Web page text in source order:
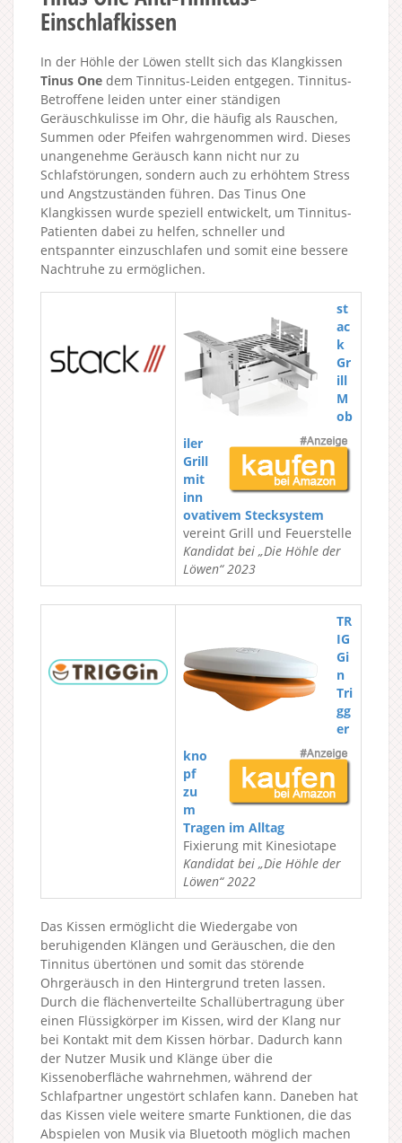
Einschlafkissen
In der Höhle der Löwen stellt sich das Klangkissen
Tinus One dem Tinnitus-Leiden entgegen. Tinnitus-
Betroffene leiden unter einer ständigen
Geräuschkulisse im Ohr, die häufig als Rauschen,
Summen oder Pfeifen wahrgenommen wird. Dieses
unangenehme Geräusch kann nicht nur zu
Schlafstörungen, sondern auch zu erhöhtem Stress
und Angstzuständen führen. Das Tinus One
Klangkissen wurde speziell entwickelt, um Tinnitus-
Patienten dabei zu helfen, schneller und
entspannter einzuschlafen und somit eine bessere
Nachtruhe zu ermöglichen.
st
ac
k
Gr
ill
M
ob
iler
Grill
mit
inn
ovativem Stecksystem
vereint Grill und Feuerstelle
Kandidat bei „Die Höhle der
Löwen“ 2023
TR
IG
Gi
n
Tri
gg
er
kno
pf
zu
m
Tragen im Alltag
Fixierung mit Kinesiotape
Kandidat bei „Die Höhle der
Löwen“ 2022
Das Kissen ermöglicht die Wiedergabe von
beruhigenden Klängen und Geräuschen, die den
Tinnitus übertönen und somit das störende
Ohrgeräusch in den Hintergrund treten lassen.
Durch die flächenverteilte Schallübertragung über
einen Flüssigkörper im Kissen, wird der Klang nur
bei Kontakt mit dem Kissen hörbar. Dadurch kann
der Nutzer Musik und Klänge über die
Kissenoberfläche wahrnehmen, während der
Schlafpartner ungestört schlafen kann. Daneben hat
das Kissen viele weitere smarte Funktionen, die das
Abspielen von Musik via Bluetooth möglich machen